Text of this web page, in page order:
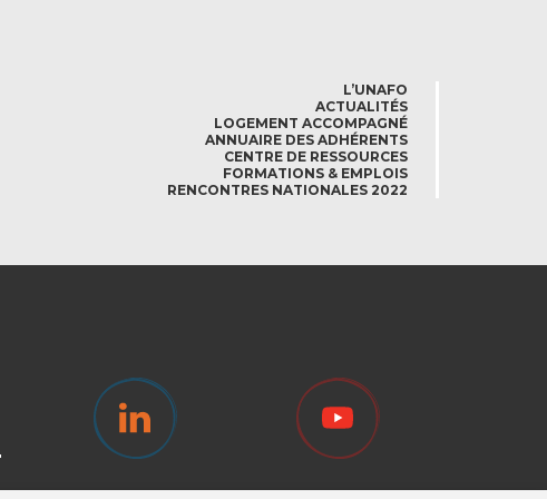
L’UNAFO
ACTUALITÉS
LOGEMENT ACCOMPAGNÉ
ANNUAIRE DES ADHÉRENTS
CENTRE DE RESSOURCES
FORMATIONS & EMPLOIS
RENCONTRES NATIONALES 2022